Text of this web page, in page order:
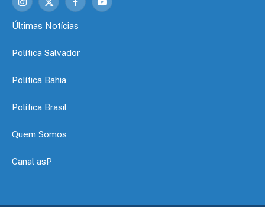
Instagram
X
FacebookYouTube
Últimas Notícias
Política Salvador
Política Bahia
Política Brasil
Quem Somos
Canal asP